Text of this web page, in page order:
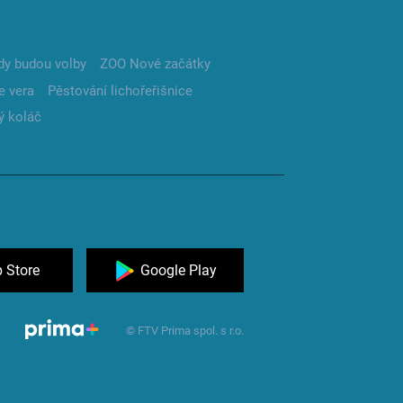
budou volby
ZOO Nové začátky
vera
Pěstování lichořeřišnice
koláč
Store Google Play
© FTV Prima spol. s r.o.